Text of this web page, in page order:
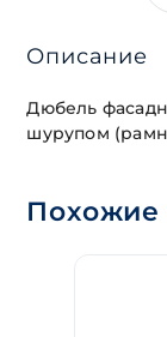
Описание
Дюбель
шурупом
Похожие